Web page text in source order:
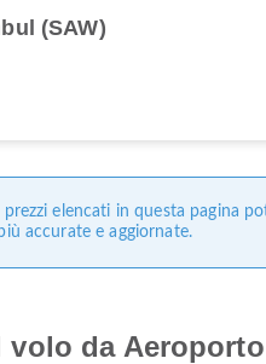
(SAW)
elencati in questa pagina
accurate e aggiornate.
da